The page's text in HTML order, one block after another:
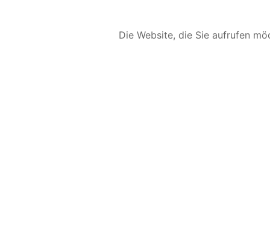
Die Website, die Sie aufrufen